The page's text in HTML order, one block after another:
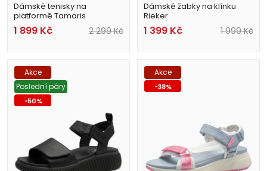
Dámské tenisky na
platformě Tamaris
1-23781-45 098 černé
1 899 Kč 2 299Kč
Dámské žabky na klínku
Rieker
W3054-14 modré
1 399 Kč 1 999Kč
Akce
Poslední páry
-50%
Akce
-38%